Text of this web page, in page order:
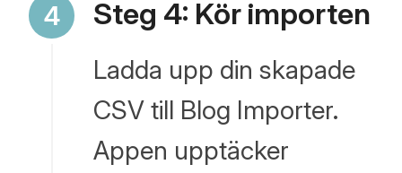
Steg 4: Kör importen
Ladda upp din skapade
CSV till Blog Importer.
Appen upptäcker